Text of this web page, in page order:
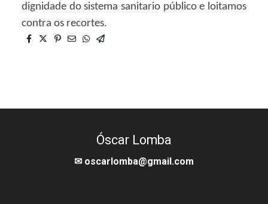
dignidade do sistema sanitario público e loitamos
contra os recortes.
Óscar Lomba
✉ oscarlomba@gmail.com